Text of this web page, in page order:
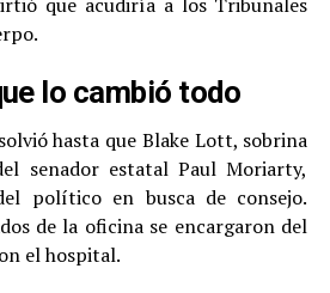
lo cambió todo
hasta que Blake Lott, sobrina
senador estatal Paul Moriarty,
político en busca de consejo.
de la oficina se encargaron del
el hospital.